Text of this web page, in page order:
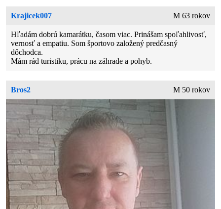
Krajicek007 M 63 rokov
Hľadám dobrú kamarátku, časom viac. Prinášam spoľahlivosť,
vernosť a empatiu. Som športovo založený predčasný
dôchodca.
Mám rád turistiku, prácu na záhrade a pohyb.
Bros2 M 50 rokov